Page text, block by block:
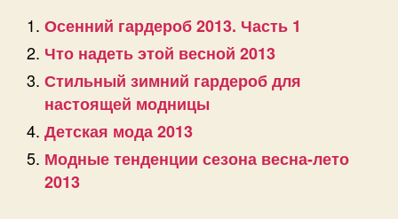
Осенний гардероб 2013. Часть 1
Что надеть этой весной 2013
Стильный зимний гардероб для
настоящей модницы
Детская мода 2013
Модные тенденции сезона весна-лето
2013